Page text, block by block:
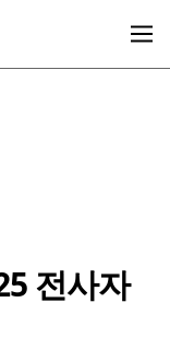
전사자